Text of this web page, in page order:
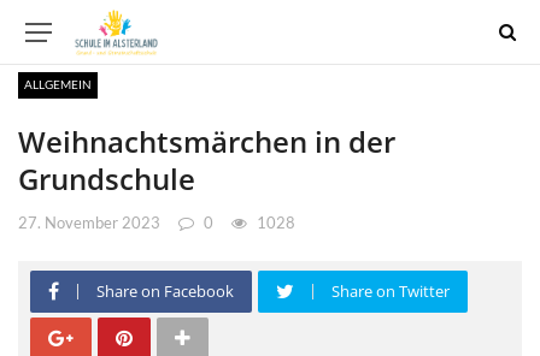
ALLGEMEIN
Weihnachtsmärchen in der
Grundschule
27. November 2023 0 1028
Share on Facebook Share on Twitter